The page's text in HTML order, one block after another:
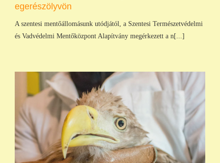
egerészölyvön
A szentesi mentőállomásunk utódjától, a Szentesi Természetvédelmi
és Vadvédelmi Mentőközpont Alapítvány megérkezett a n[...]